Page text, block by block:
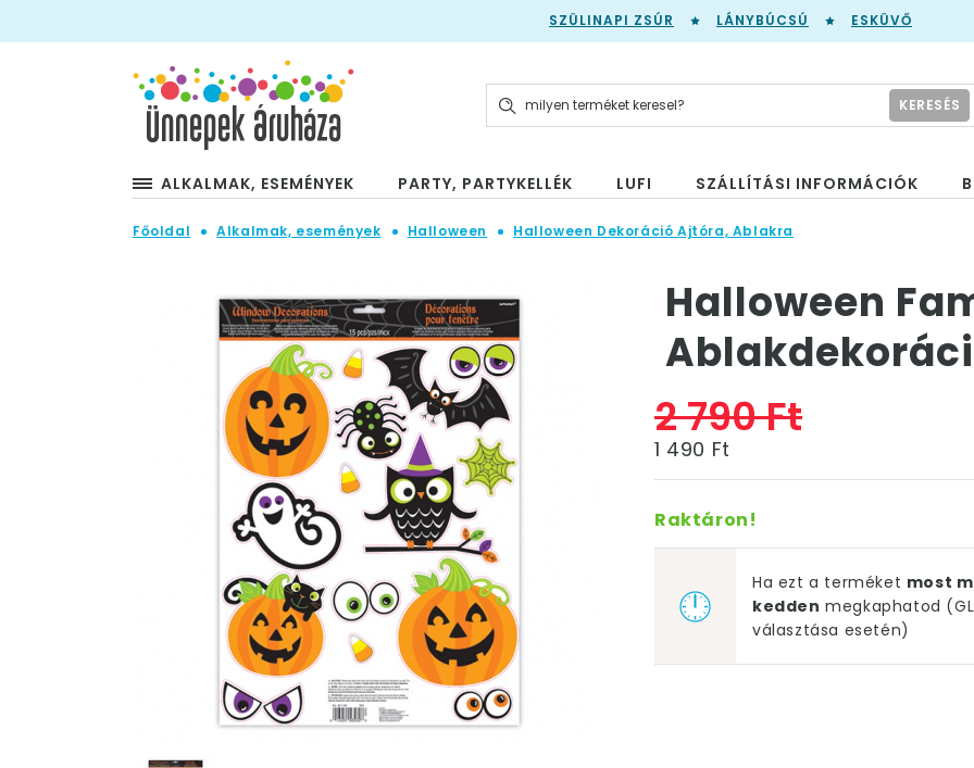
SZÜLINAPI ZSÚR LÁNYBÚCSÚ ESKÜVŐ
KERESÉS
ALKALMAK, ESEMÉNYEK PARTY, PARTYKELLÉK LUFI SZÁLLÍTÁSI INFORMÁCIÓK
Főoldal Alkalmak, események Halloween Halloween Dekoráció Ajtóra, Ablakra
Halloween
2 790 Ft
1 490 Ft
Raktáron!
Ha ezt a terméket most
kedden megkaphatod
választása esetén)